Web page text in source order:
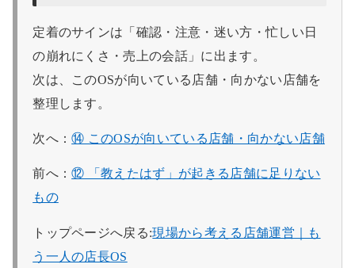
定着のサインは「確認・注意・迷い方・忙しい日
の崩れにくさ・売上の会話」に出ます。
次は、このOSが向いている店舗・向かない店舗を
整理します。
次へ：⑭ このOSが向いている店舗・向かない店舗
前へ：⑫ 「教えたはず」が起きる店舗に足りない
もの
トップページへ戻る:現場から考える店舗運営｜も
う一人の店長OS